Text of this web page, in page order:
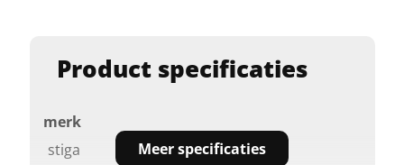
Product specificaties
merk
stiga
Meer specificaties